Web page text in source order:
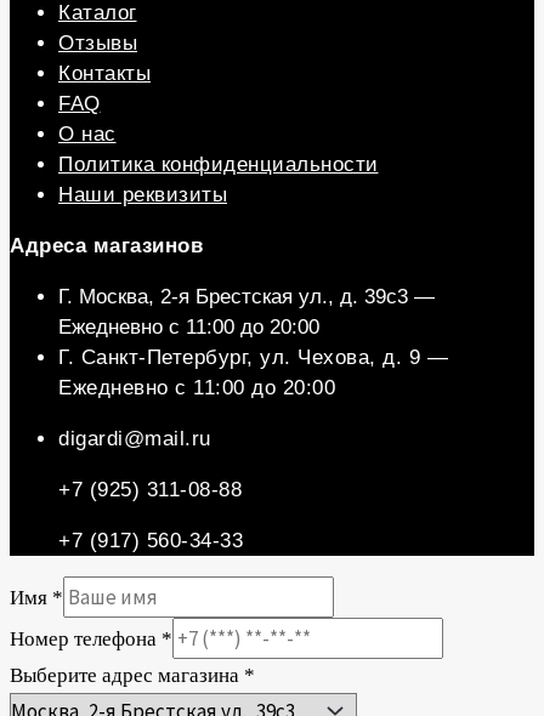
Каталог
Отзывы
Контакты
FAQ
О нас
Политика конфиденциальности
Наши реквизиты
Aдреса магазинов
Г. Москва, 2-я Брестская ул., д. 39c3 —
Ежедневно с 11:00 до 20:00
Г. Санкт-Петербург, ул. Чехова, д. 9 —
Ежедневно с 11:00 до 20:00
digardi@mail.ru
+7 (925) 311-08-88
+7 (917) 560-34-33
Имя *
Номер телефона *
Выберите адрес магазина *